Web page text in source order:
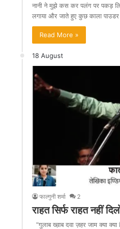
नानी ने मुझे कस कर पलंग पर पकड़
लगाया और जाते हुए कुछ काला
Read More »
18 August
फाल्गुनी शर्मा 2
राहत सिर्फ राहत नहीं
“गुलाब ख्व़ाब दवा ज़हर जाम क्या